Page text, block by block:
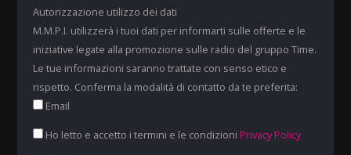
Autorizzazione utilizzo dei dati
M.M.P.I. utilizzerà i tuoi dati per informarti sulle offerte e le
iniziative legate alla promozione sulle radio del gruppo Time.
Le tue informazioni saranno trattate con senso etico e
rispetto. Conferma la modalità di contatto da te preferita:
Email
Ho letto e accetto i termini e le condizioni Privacy Policy